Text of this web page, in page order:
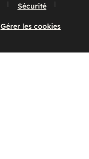
Sécurité
Gérer les cookies